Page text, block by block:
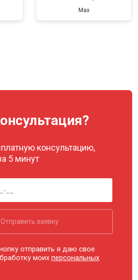
Max
консультацию,
5 минут
Отправить заявку
отправить я даю свое
моихперсональных